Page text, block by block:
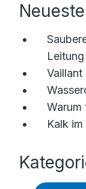
Leitung
Vaillant
Warum
Kalk